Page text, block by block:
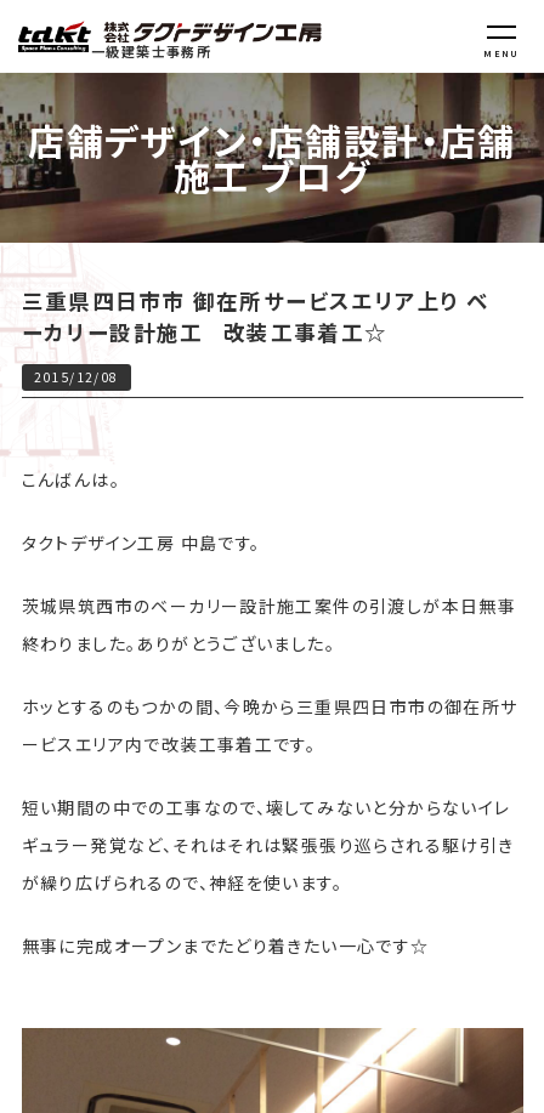
一級建築士事務所 MENU
店舗デザイン・店舗設計・店舗
施工 ブログ
三重県四日市市 御在所サービスエリア上り ベ
ーカリー設計施工 改装工事着工☆
2015/12/08
こんばんは。
タクトデザイン工房 中島です。
茨城県筑西市のベーカリー設計施工案件の引渡しが本日無事
終わりました。ありがとうございました。
ホッとするのもつかの間、今晩から三重県四日市市の御在所サ
ービスエリア内で改装工事着工です。
短い期間の中での工事なので、壊してみないと分からないイレ
ギュラー発覚など、それはそれは緊張張り巡らされる駆け引き
が繰り広げられるので、神経を使います。
無事に完成オープンまでたどり着きたい一心です☆